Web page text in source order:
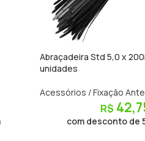
Abraçadeira Std 5,0 x
unidades
Acessórios / Fixação
R$
com desconto de